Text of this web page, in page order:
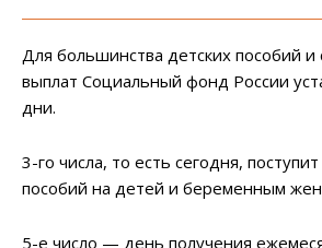
Для большинства детских пособий
выплат Социальный фонд России
дни.
3-го числа, то есть сегодня,
пособий на детей и беременным
5-е число — день получения